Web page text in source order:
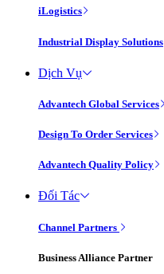
iLogistics
Industrial Display Solutions
Dịch Vụ
Advantech Global Services
Design To Order Services
Advantech Quality Policy
Đối Tác
Channel Partners
Business Alliance Partner